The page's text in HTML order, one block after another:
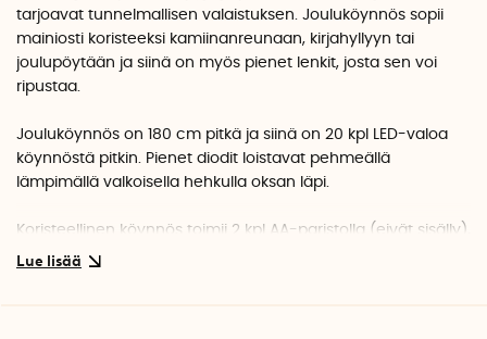
tarjoavat tunnelmallisen valaistuksen. Jouluköynnös sopii
mainiosti koristeeksi kamiinanreunaan, kirjahyllyyn tai
joulupöytään ja siinä on myös pienet lenkit, josta sen voi
ripustaa.
Jouluköynnös on 180 cm pitkä ja siinä on 20 kpl LED-valoa
köynnöstä pitkin. Pienet diodit loistavat pehmeällä
lämpimällä valkoisella hehkulla oksan läpi.
Koristeellinen köynnös toimii 2 kpl AA-paristolla (eivät sisälly),
jotka asetetaan pieneen paristokoteloon. Paristokotelossa